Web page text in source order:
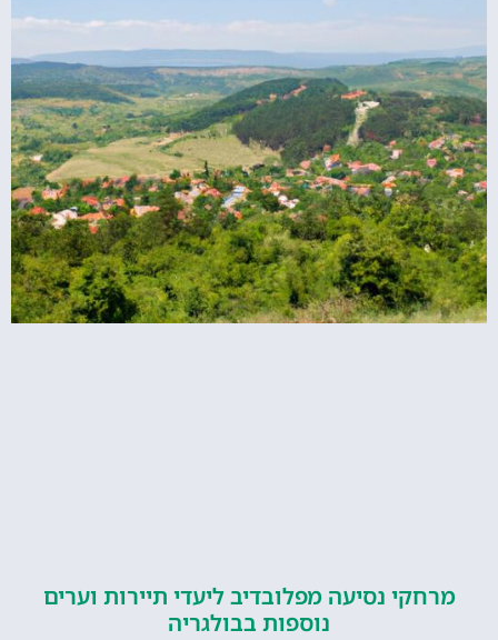
נסיעה מפלובדיב ליעדי תיירות וערים
נוספות בבולגריה